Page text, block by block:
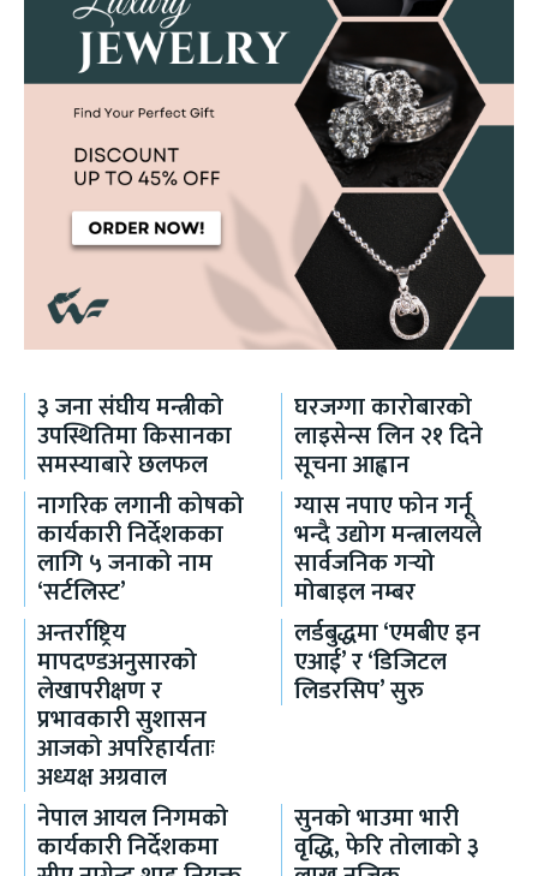
३ जना संघीय मन्त्रीको
उपस्थितिमा किसानका
समस्याबारे छलफल
घरजग्गा कारोबारको
लाइसेन्स लिन २१ दिने
सूचना आह्वान
नागरिक लगानी कोषको
कार्यकारी निर्देशकका
लागि ५ जनाको नाम
‘सर्टलिस्ट’
ग्यास नपाए फोन गर्नू
भन्दै उद्योग मन्त्रालयले
सार्वजनिक गर्‍यो
मोबाइल नम्बर
अन्तर्राष्ट्रिय
मापदण्डअनुसारको
लेखापरीक्षण र
प्रभावकारी सुशासन
आजको अपरिहार्यताः
अध्यक्ष अग्रवाल
लर्डबुद्धमा ‘एमबीए इन
एआई’ र ‘डिजिटल
लिडरसिप’ सुरु
नेपाल आयल निगमको
कार्यकारी निर्देशकमा
सुनको भाउमा भारी
वृद्धि, फेरि तोलाको ३